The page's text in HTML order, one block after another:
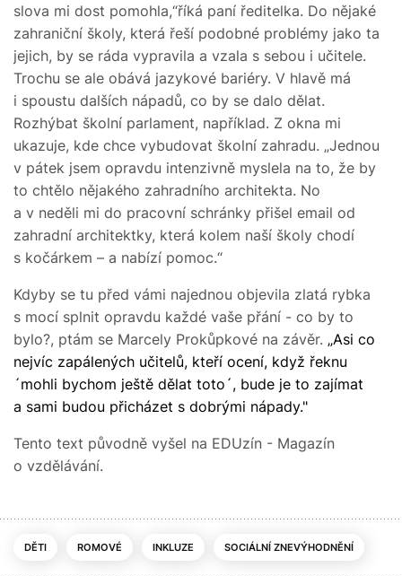
slova mi dost pomohla,“říká paní ředitelka. Do nějaké
zahraniční školy, která řeší podobné problémy jako ta
jejich, by se ráda vypravila a vzala s sebou i učitele.
Trochu se ale obává jazykové bariéry. V hlavě má
i spoustu dalších nápadů, co by se dalo dělat.
Rozhýbat školní parlament, například. Z okna mi
ukazuje, kde chce vybudovat školní zahradu. „Jednou
v pátek jsem opravdu intenzivně myslela na to, že by
to chtělo nějakého zahradního architekta. No
a v neděli mi do pracovní schránky přišel email od
zahradní architektky, která kolem naší školy chodí
s kočárkem – a nabízí pomoc.“
Kdyby se tu před vámi najednou objevila zlatá rybka
s mocí splnit opravdu každé vaše přání - co by to
bylo?, ptám se Marcely Prokůpkové na závěr. „Asi co
nejvíc zapálených učitelů, kteří ocení, když řeknu
´mohli bychom ještě dělat toto´, bude je to zajímat
a sami budou přicházet s dobrými nápady."
Tento text původně vyšel na EDUzín - Magazín
o vzdělávání.
DĚTI ROMOVÉ INKLUZE SOCIÁLNÍ ZNEVÝHODNĚNÍ